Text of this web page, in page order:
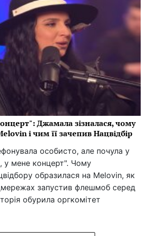
Джамала зізналася, чому
і чим її зачепив Нацвідбір
особисто, але почула у
у мене концерт". Чому
образилася на Melovin, як
запустив флешмоб серед
обурила оргкомітет